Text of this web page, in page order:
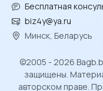
Бесплатная
biz4y@ya.ru
Минск, Беларусь
©2005 - 2026
защищены.
авторском праве.